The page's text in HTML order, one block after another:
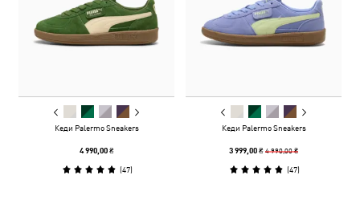
Кеди Palermo Sneakers
4 990,00 ₴
(47)
Кеди Palermo Sneakers
3 999,00 ₴4 990,00 ₴
(47)